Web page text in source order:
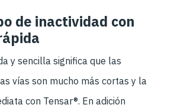
de inactividad con
y sencilla significa que las
vías son mucho más cortas y la
con Tensar®. En adición